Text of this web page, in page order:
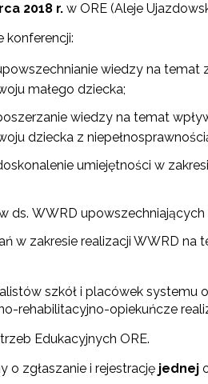
2018 r. w ORE (Aleje
konferencji:
wiedzy na temat
małego dziecka;
wiedzy na temat
dziecka z
umiejętności w
ds. WWRD
w zakresie realizacji WWRD na
szkół i placówek systemu
rehabilitacyjno-opiekuńcze
Edukacyjnych ORE.
o zgłaszanie i rejestrację jednej